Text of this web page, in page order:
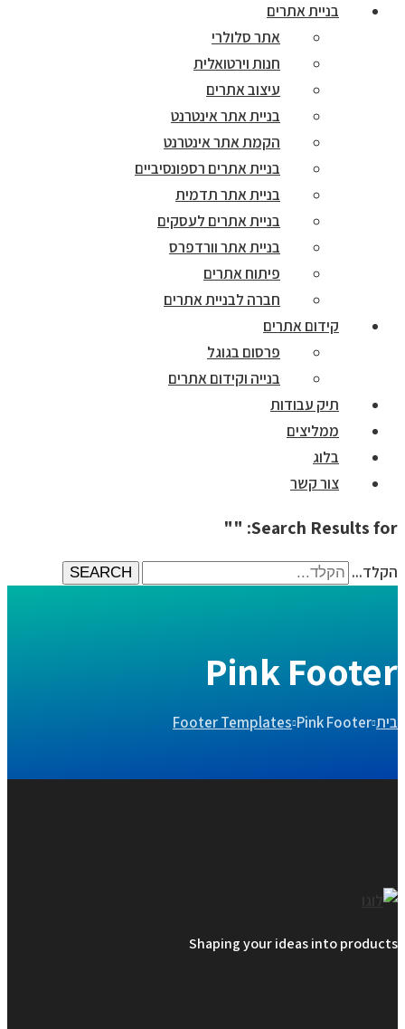
בניית אתרים
אתר סלולרי
חנות וירטואלית
עיצוב אתרים
בניית אתר אינטרנט
הקמת אתר אינטרנט
בניית אתרים רספונסיביים
בניית אתר תדמית
בניית אתרים לעסקים
בניית אתר וורדפרס
פיתוח אתרים
חברה לבניית אתרים
קידום אתרים
פרסום בגוגל
בנייה וקידום אתרים
תיק עבודות
ממליצים
בלוג
צור קשר
Search Results for: ""
הקלד... SEARCH
Pink Footer
בית Footer Templates Pink Footer
Shaping your ideas into products